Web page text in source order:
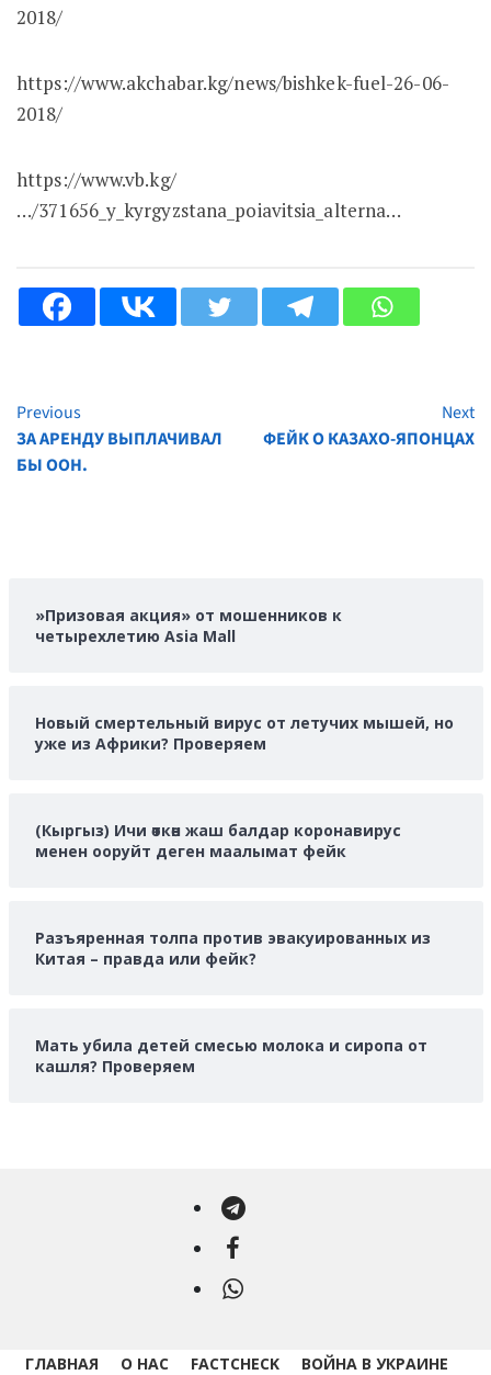
2018/
https://www.akchabar.kg/news/bishkek-fuel-26-06-
2018/
https://www.vb.kg/
…/371656_y_kyrgyzstana_poiavitsia_alterna…
Continue
Reading
Previous
ЗА АРЕНДУ ВЫПЛАЧИВАЛ
БЫ ООН.
Next
ФЕЙК О КАЗАХО-ЯПОНЦАХ
»Призовая акция» от мошенников к
четырехлетию Asia Mall
Новый смертельный вирус от летучих мышей, но
уже из Африки? Проверяем
(Кыргыз) Ичи өткөн жаш балдар коронавирус
менен ооруйт деген маалымат фейк
Разъяренная толпа против эвакуированных из
Китая – правда или фейк?
Мать убила детей смесью молока и сиропа от
кашля? Проверяем
Telegram
Facebook
WhatsApp
ГЛАВНАЯ О НАС FACTCHECK ВОЙНА В УКРАИНЕ